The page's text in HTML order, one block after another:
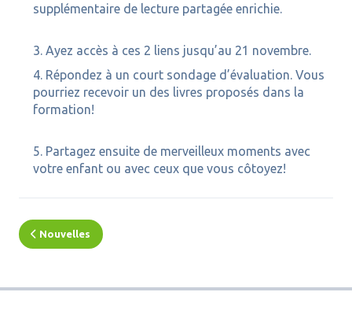
supplémentaire de lecture partagée enrichie.
Ayez accès à ces 2 liens jusqu’au 21 novembre.
Répondez à un court sondage d’évaluation. Vous
pourriez recevoir un des livres proposés dans la
formation!
Partagez ensuite de merveilleux moments avec
votre enfant ou avec ceux que vous côtoyez!
Nouvelles